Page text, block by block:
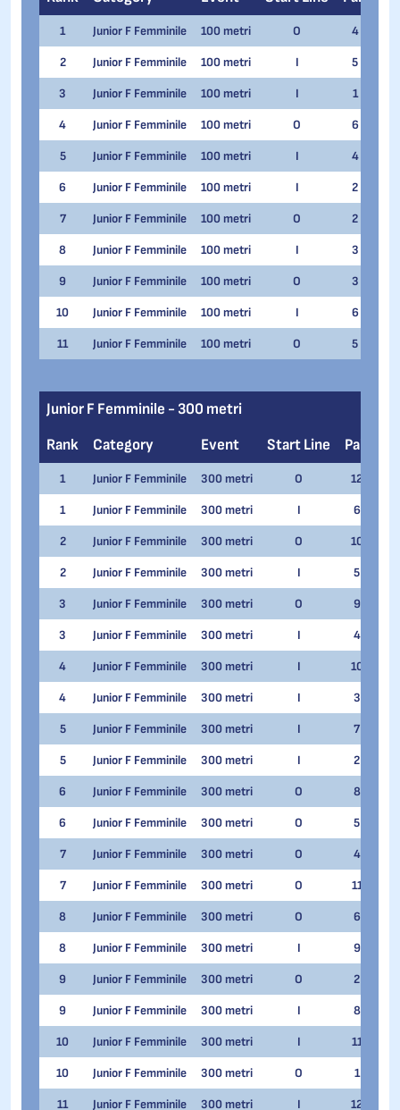
1 Junior F Femminile 100 metri O 4
2 Junior F Femminile 100 metri I 5
3 Junior F Femminile 100 metri I 1
4 Junior F Femminile 100 metri O 6
5 Junior F Femminile 100 metri I 4
6 Junior F Femminile 100 metri I 2
7 Junior F Femminile 100 metri O 2
8 Junior F Femminile 100 metri I 3
9 Junior F Femminile 100 metri O 3
10 Junior F Femminile 100 metri I 6
11 Junior F Femminile 100 metri O 5
Junior F Femminile - 300 metri
Rank
Category Event Start Line Pair
1 Junior F Femminile 300 metri O 12
1 Junior F Femminile 300 metri I 6
2 Junior F Femminile 300 metri O 10
2 Junior F Femminile 300 metri I 5
3 Junior F Femminile 300 metri O 9
3 Junior F Femminile 300 metri I 4
4 Junior F Femminile 300 metri I 10
4 Junior F Femminile 300 metri I 3
5 Junior F Femminile 300 metri I 7
5 Junior F Femminile 300 metri I 2
6 Junior F Femminile 300 metri O 8
6 Junior F Femminile 300 metri O 5
7 Junior F Femminile 300 metri O 4
7 Junior F Femminile 300 metri O 11
8 Junior F Femminile 300 metri O 6
8 Junior F Femminile 300 metri I 9
9 Junior F Femminile 300 metri O 2
9 Junior F Femminile 300 metri I 8
10 Junior F Femminile 300 metri I 11
10 Junior F Femminile 300 metri O 1
11 Junior F Femminile 300 metri I 12